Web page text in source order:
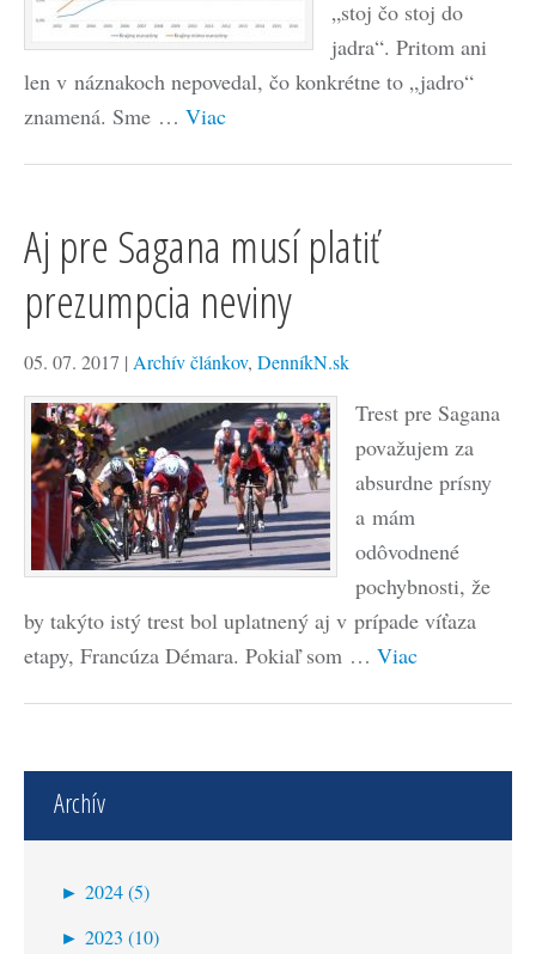
„stoj čo stoj do
jadra“. Pritom ani
len v náznakoch nepovedal, čo konkrétne to „jadro“
znamená. Sme … Viac
Aj pre Sagana musí platiť
prezumpcia neviny
05. 07. 2017 | Archív článkov, DenníkN.sk
Trest pre Sagana
považujem za
absurdne prísny
a mám
odôvodnené
pochybnosti, že
by takýto istý trest bol uplatnený aj v prípade víťaza
etapy, Francúza Démara. Pokiaľ som … Viac
Archív
► 2024 (5)
► 2023 (10)